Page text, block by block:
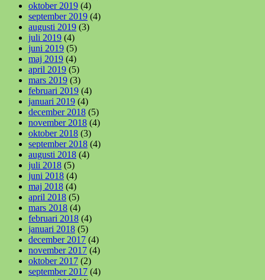
oktober 2019 (4)
september 2019 (4)
augusti 2019 (3)
juli 2019 (4)
juni 2019 (5)
maj 2019 (4)
april 2019 (5)
mars 2019 (3)
februari 2019 (4)
januari 2019 (4)
december 2018 (5)
november 2018 (4)
oktober 2018 (3)
september 2018 (4)
augusti 2018 (4)
juli 2018 (5)
juni 2018 (4)
maj 2018 (4)
april 2018 (5)
mars 2018 (4)
februari 2018 (4)
januari 2018 (5)
december 2017 (4)
november 2017 (4)
oktober 2017 (2)
september 2017 (4)